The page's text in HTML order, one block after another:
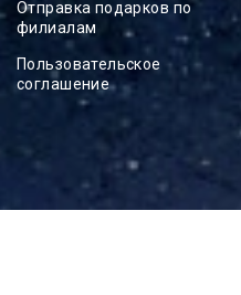
Отправка подарков по
филиалам
Пользовательское
соглашение